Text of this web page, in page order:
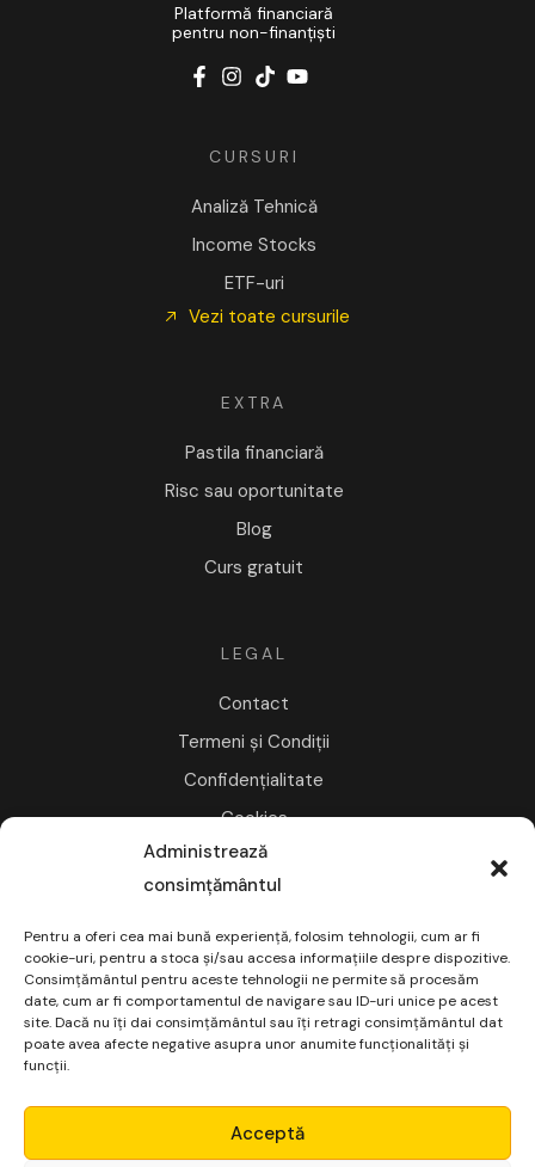
Administrează
consimțământul
Pentru a oferi cea mai bună experiență, folosim tehnologii, cum ar fi
cookie-uri, pentru a stoca și/sau accesa informațiile despre dispozitive.
Consimțământul pentru aceste tehnologii ne permite să procesăm
date, cum ar fi comportamentul de navigare sau ID-uri unice pe acest
site. Dacă nu îți dai consimțământul sau îți retragi consimțământul dat
poate avea afecte negative asupra unor anumite funcționalități și
funcții.
Acceptă
Platformă financiară
pentru non-finanțiști
CURSURI
Analiză Tehnică
Income Stocks
ETF-uri
Vezi toate cursurile
EXTRA
Pastila financiară
Risc sau oportunitate
Blog
Curs gratuit
LEGAL
Contact
Termeni și Condiții
Confidențialitate
Cookies
Abonează-te la Pastila Financiară
Abonare
Trimitem doar e-mailuri interesante și relevante.
Micro Alpha